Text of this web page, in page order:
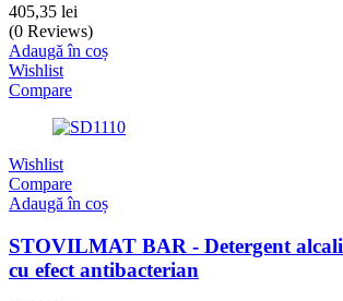
405,35 lei
(0 Reviews)
Adaugă în coș
Wishlist
Compare
Wishlist
Compare
Adaugă în coș
STOVILMAT BAR - Detergent
cu efect antibacterian